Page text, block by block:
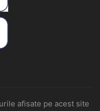
afisate pe acest site